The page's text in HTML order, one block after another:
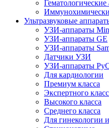
Ультразвуковые
УЗИ-аппараты
УЗИ-аппараты GE
УЗИ-аппараты
Датчики УЗИ
УЗИ-аппараты
Для кардиологии
Премиум класса
Экспертного
Высокого класса
Среднего класса
Для гинекологии